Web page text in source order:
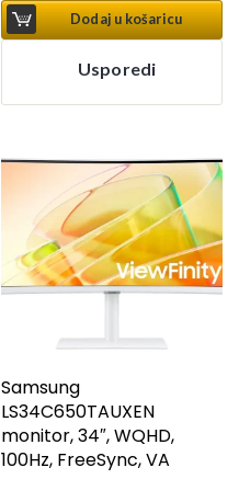
Dodaj u košaricu
Usporedi
Samsung
LS34C650TAUXEN
monitor, 34″, WQHD,
100Hz, FreeSync, VA